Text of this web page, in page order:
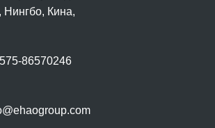
Нингбо, Кина,
86570246